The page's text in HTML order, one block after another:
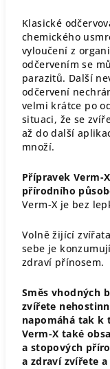
Klasické
chemického
vyloučení z
odčervením se
parazitů. Další
odčervení
velmi krátce po
situaci, že se
až do další
množí.
Přípravek Verm-
přírodního
Verm-X je bez
Volně žijící
sebe je
zdraví přínosem.
Směs vhodných
zvířete
napomáhá tak
Verm-X také
a stopových
a zdraví zvířete